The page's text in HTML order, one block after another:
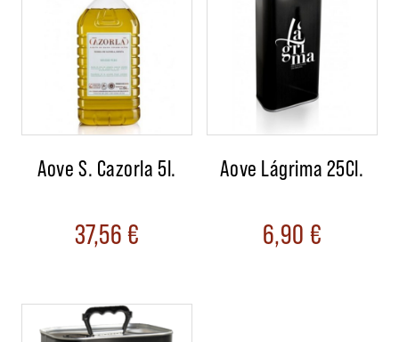
Aove S. Cazorla 5l.
37,56€
Aove Lágrima 25Cl.
6,90 €